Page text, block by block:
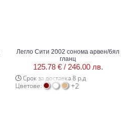
Легло Сити 2002 сонома арвен/бял
гланц
125.78 € / 246.00 лв.
Срок за доставка 8 р.д
Цветове:
+2